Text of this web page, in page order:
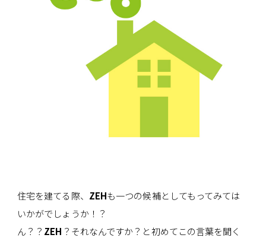
住宅を建てる際、 ZEHも一つの候補としてもってみては
いかがでしょうか！？
ん？？ ZEH ？それなんですか？と初めてこの言葉を聞く